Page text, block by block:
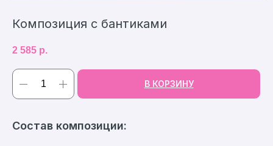
Композиция с бантиками
2 585 р.
В КОРЗИНУ
Состав композиции: